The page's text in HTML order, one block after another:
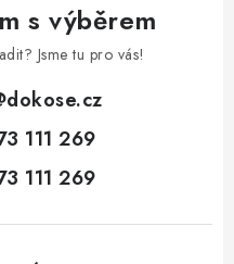
s výběrem
Jsme tu pro vás!
dokose.cz
111 269
111 269